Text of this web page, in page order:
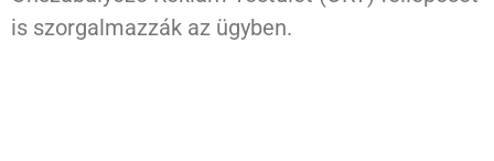
is szorgalmazzák az ügyben.